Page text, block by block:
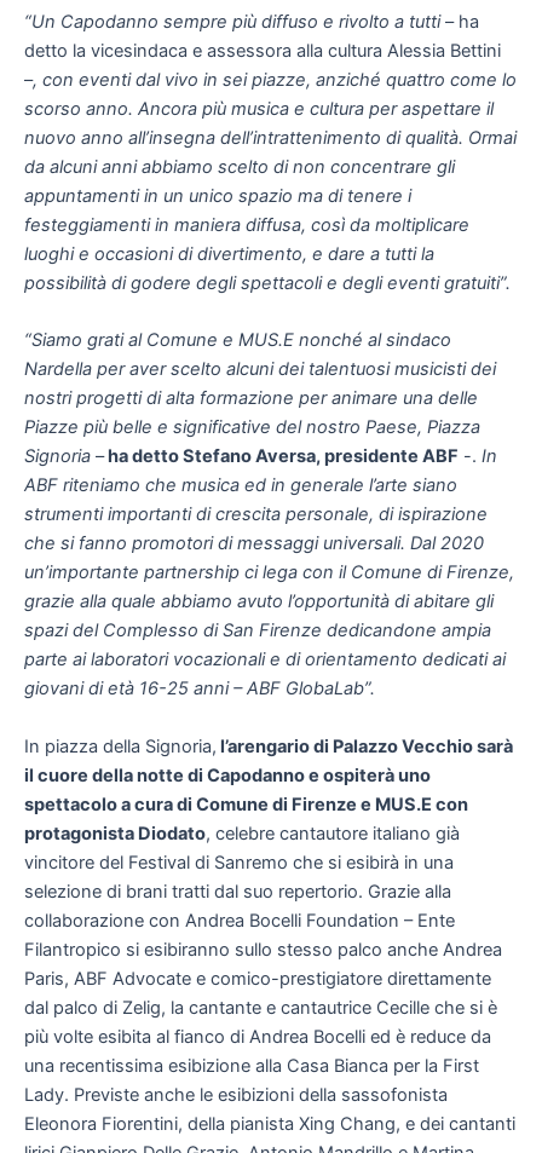
“Un Capodanno sempre più diffuso e rivolto a tutti– ha
detto la vicesindaca e assessora alla cultura Alessia Bettini
–, con eventi dal vivo in sei piazze, anziché quattro come lo
scorso anno. Ancora più musica e cultura per aspettare il
nuovo anno all’insegna dell’intrattenimento di qualità. Ormai
da alcuni anni abbiamo scelto di non concentrare gli
appuntamenti in un unico spazio ma di tenere i
festeggiamenti in maniera diffusa, così da moltiplicare
luoghi e occasioni di divertimento, e dare a tutti la
possibilità di godere degli spettacoli e degli eventi gratuiti”.
“Siamo grati al Comune e MUS.E nonché al sindaco
Nardella per aver scelto alcuni dei talentuosi musicisti dei
nostri progetti di alta formazione per animare una delle
Piazze più belle e significative del nostro Paese, Piazza
Signoria –ha detto Stefano Aversa, presidente ABF -. In
ABF riteniamo che musica ed in generale l’arte siano
strumenti importanti di crescita personale, di ispirazione
che si fanno promotori di messaggi universali. Dal 2020
un’importante partnership ci lega con il Comune di Firenze,
grazie alla quale abbiamo avuto l’opportunità di abitare gli
spazi del Complesso di San Firenze dedicandone ampia
parte ai laboratori vocazionali e di orientamento dedicati ai
giovani di età 16-25 anni – ABF GlobaLab”.
In piazza della Signoria, l’arengario di Palazzo Vecchio sarà
il cuore della notte di Capodanno e ospiterà uno
spettacolo a cura di Comune di Firenze e MUS.E con
protagonista Diodato, celebre cantautore italiano già
vincitore del Festival di Sanremo che si esibirà in una
selezione di brani tratti dal suo repertorio. Grazie alla
collaborazione con Andrea Bocelli Foundation – Ente
Filantropico si esibiranno sullo stesso palco anche Andrea
Paris, ABF Advocate e comico-prestigiatore direttamente
dal palco di Zelig, la cantante e cantautrice Cecille che si è
più volte esibita al fianco di Andrea Bocelli ed è reduce da
una recentissima esibizione alla Casa Bianca per la First
Lady. Previste anche le esibizioni della sassofonista
Eleonora Fiorentini, della pianista Xing Chang, e dei cantanti